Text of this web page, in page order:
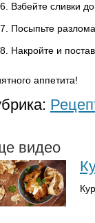
Взбейте сливки
Посыпьте
Накройте и
аппетита!
видео